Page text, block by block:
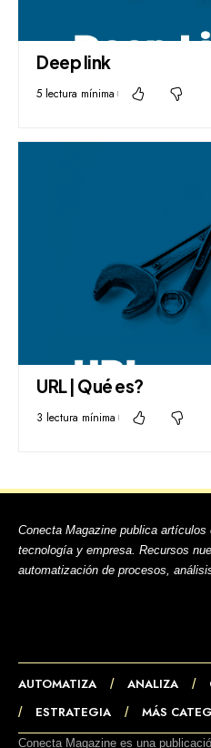
Deep link
5 lectura mínima
URL | Qué es?
3 lectura mínima
Conecta Magazine publica
tecnología y empresa. Recursos
automatización de procesos,
AUTOMATIZA ANALIZA
ESTRATEGIA
MÁS
Conecta Magazine es una